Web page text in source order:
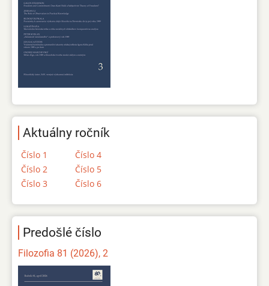
Aktuálny ročník
Číslo 1
Číslo 2
Číslo 3
Číslo 4
Číslo 5
Číslo 6
Predošlé číslo
Filozofia 81 (2026), 2